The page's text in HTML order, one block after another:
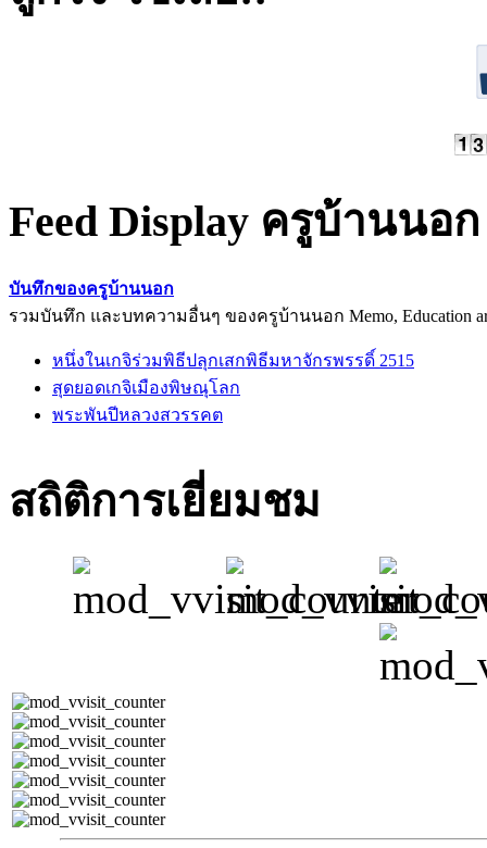
Feed Display ครูบ้านนอก
บันทึกของครูบ้านนอก
รวมบันทึก และบทความอื่นๆ ของครูบ้านนอก Memo, Education
หนึ่งในเกจิร่วมพิธีปลุกเสกพิธีมหาจักรพรรดิ์ 2515
สุดยอดเกจิเมืองพิษณุโลก
พระพันปีหลวงสวรรคต
สถิติการเยี่ยมชม